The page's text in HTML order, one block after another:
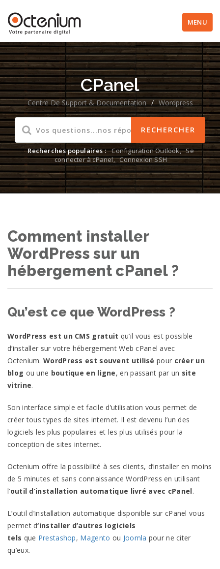
MENU
CPanel
Centre De Support & Documentation / Wordpress
Recherches populaires : Configuration Outlook, Se
connecter à cPanel, Connexion SSH
Comment installer
WordPress sur un
hébergement cPanel ?
Qu’est ce que WordPress ?
WordPress est un CMS gratuit qu’il vous est possible
d’installer sur votre hébergement Web cPanel avec
Octenium.WordPress est souvent utilisé pour créer un
blog ou une boutique en ligne, en passant par un site
vitrine.
Son interface simple et facile d’utilisation vous permet de
créer tous types de sites internet. Il est devenu l’un des
logiciels les plus populaires et les plus utilisés pour la
conception de sites internet.
Octenium offre la possibilité à ses clients, d’installer en moins
de 5 minutes et sans connaissance WordPress en utilisant
l’outil d’installation automatique livré avec cPanel.
L’outil d’installation automatique disponible sur cPanel vous
permet d‘installer d’autres logiciels
tels que Prestashop, Magento ou Joomla pour ne citer
qu’eux.